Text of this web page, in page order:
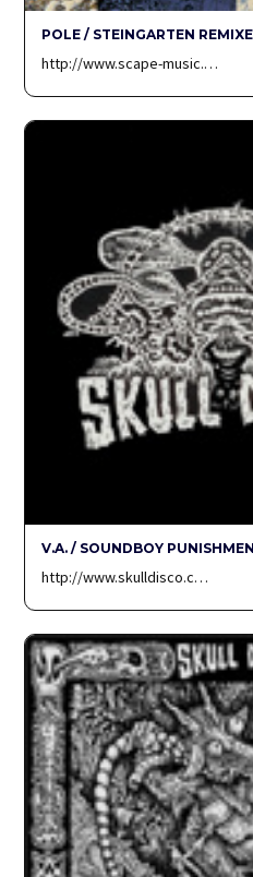
POLE / STEINGARTEN
http://www.scape-music.…
V.A. / SOUNDBOY
http://www.skulldisco.c…